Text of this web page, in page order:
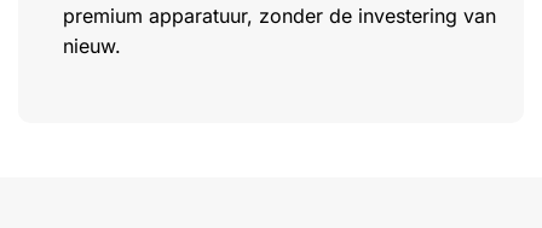
premium apparatuur, zonder de investering van
nieuw.